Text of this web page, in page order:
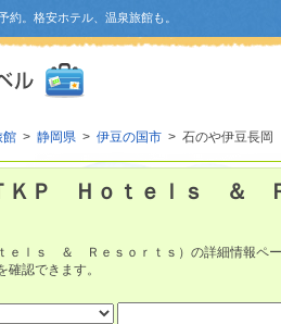
約。格安ホテル、温泉旅館も。
館 > 静岡県 > 伊豆の国市 > 石のや伊豆長
ＫＰ Ｈｏｔｅｌｓ ＆
ｅｌｓ ＆ Ｒｅｓｏｒｔｓ）の詳細情報ペー
認できます。